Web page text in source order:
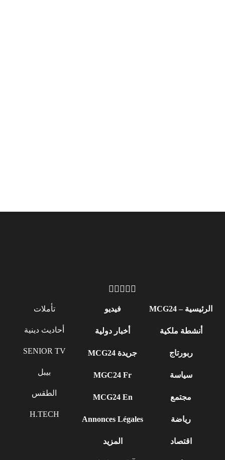
الرئيسية – MCG24
أنشطة ملكية
ربورتاج
سياسة
مجتمع
رياضة
اقتصاد
فيديو
أخبار دولية
جريدة MCG24
MGC24 Fr
MCG24 En
Annonces Légales
المزيد
تأملات
أحاديث دينية
SENIOR TV
بيبل
الطقس
H.TECH